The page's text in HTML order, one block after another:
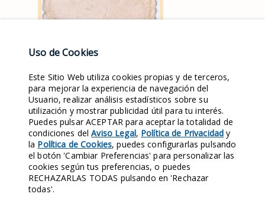
Uso de Cookies
Este Sitio Web utiliza cookies propias y de terceros,
para mejorar la experiencia de navegación del
Usuario, realizar análisis estadísticos sobre su
utilización y mostrar publicidad útil para tu interés.
Puedes pulsar ACEPTAR para aceptar la totalidad de
condiciones delAviso Legal, Política de Privacidad y
la Política de Cookies, puedes configurarlas pulsando
el botón 'Cambiar Preferencias' para personalizar las
cookies según tus preferencias, o puedes
RECHAZARLAS TODAS pulsando en 'Rechazar
todas'.